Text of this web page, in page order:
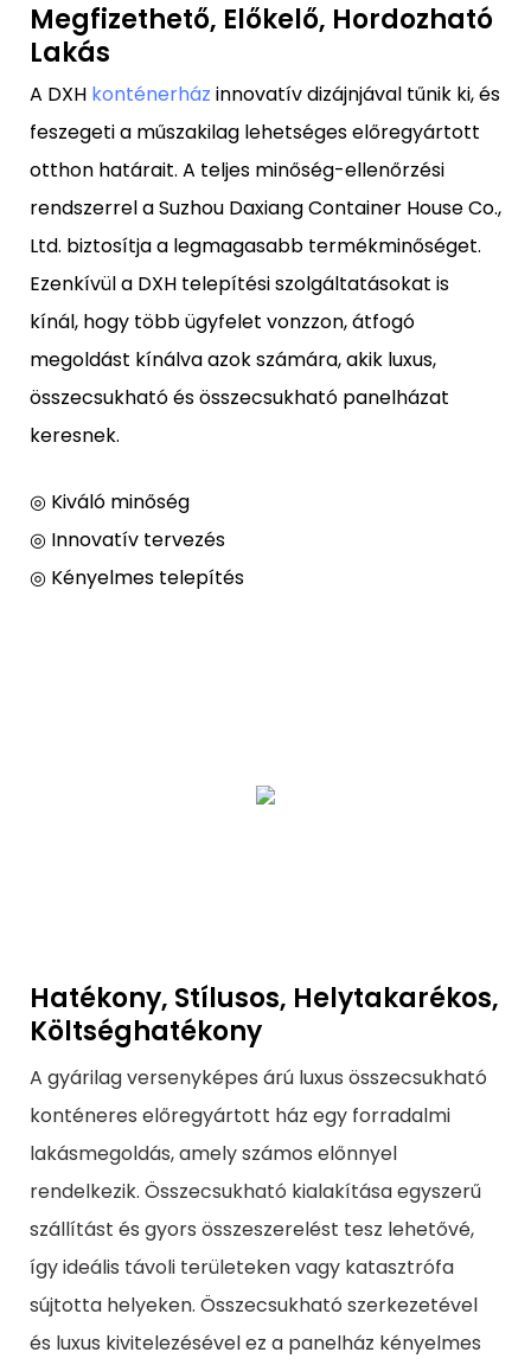
Megfizethető, Előkelő, Hordozható
Lakás
A DXH konténerház innovatív dizájnjával tűnik ki, és
feszegeti a műszakilag lehetséges előregyártott
otthon határait. A teljes minőség-ellenőrzési
rendszerrel a Suzhou Daxiang Container House Co.,
Ltd. biztosítja a legmagasabb termékminőséget.
Ezenkívül a DXH telepítési szolgáltatásokat is
kínál, hogy több ügyfelet vonzzon, átfogó
megoldást kínálva azok számára, akik luxus,
összecsukható és összecsukható panelházat
keresnek.
◎ Kiváló minőség
◎ Innovatív tervezés
◎ Kényelmes telepítés
Hatékony, Stílusos, Helytakarékos,
Költséghatékony
A gyárilag versenyképes árú luxus összecsukható
konténeres előregyártott ház egy forradalmi
lakásmegoldás, amely számos előnnyel
rendelkezik. Összecsukható kialakítása egyszerű
szállítást és gyors összeszerelést tesz lehetővé,
így ideális távoli területeken vagy katasztrófa
sújtotta helyeken. Összecsukható szerkezetével
és luxus kivitelezésével ez a panelház kényelmes